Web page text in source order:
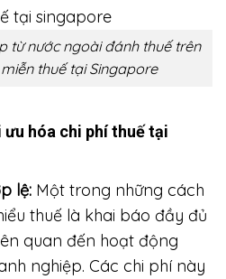
từ nước ngoài đánh thuế trên
thuế tại Singapore
hóa chi phí thuế tại
lệ: Một trong những cách
thuế là khai báo đầy đủ
quan đến hoạt động
nghiệp. Các chi phí này